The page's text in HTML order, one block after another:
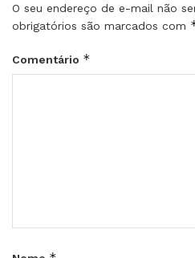
O seu endereço de e-mail não
obrigatórios são marcados com
Comentário *